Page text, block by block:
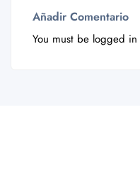
Añadir Comentario
You must be logged in